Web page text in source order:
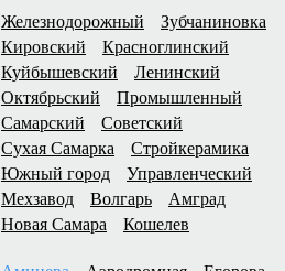
Железнодорожный
Зубчаниновка
Кировский
Красноглинский
Куйбышевский
Ленинский
Октябрьский
Промышленный
Самарский
Советский
Сухая Самарка
Стройкерамика
Южный город
Управленческий
Мехзавод
Волгарь
Амград
Новая Самара
Кошелев